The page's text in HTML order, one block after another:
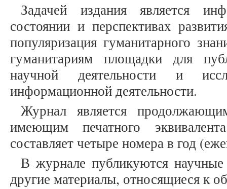
Задачей издания является
состоянии и перспективах
популяризация гуманитарного
гуманитариям площадки для
научной деятельности и
информационной деятельности.
Журнал является
имеющим печатного
составляет четыре номера в год
В журнале публикуются
другие материалы, относящиеся к